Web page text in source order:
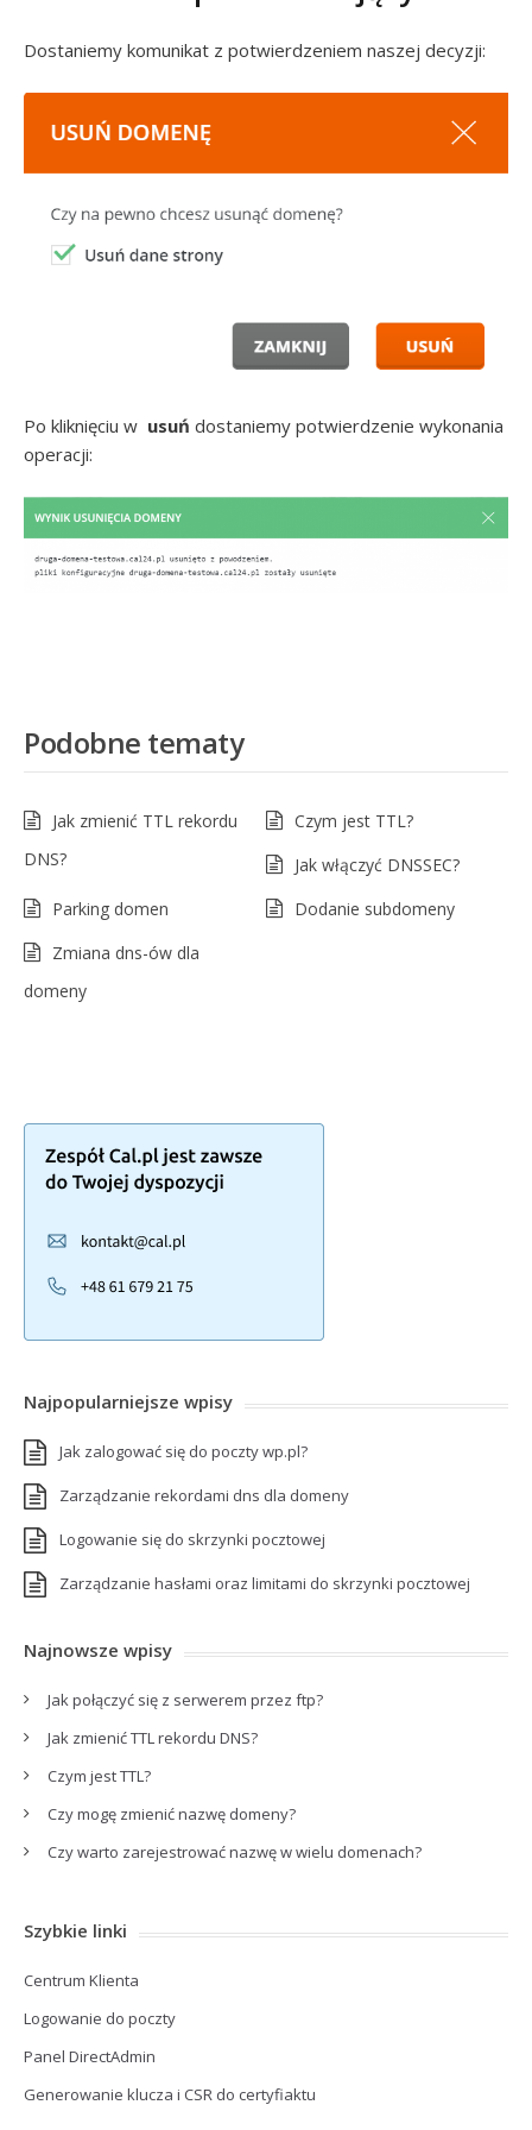
Dostaniemy komunikat z potwierdzeniem naszej decyzji:
Po kliknięciu w usuń dostaniemy potwierdzenie wykonania
operacji:
Podobne tematy
Jak zmienić TTL rekordu
DNS?
Czym jest TTL?
Jak włączyć DNSSEC?
Parking domen
Dodanie subdomeny
Zmiana dns-ów dla
domeny
Najpopularniejsze wpisy
Jak zalogować się do poczty wp.pl?
Zarządzanie rekordami dns dla domeny
Logowanie się do skrzynki pocztowej
Zarządzanie hasłami oraz limitami do skrzynki pocztowej
Najnowsze wpisy
Jak połączyć się z serwerem przez ftp?
Jak zmienić TTL rekordu DNS?
Czym jest TTL?
Czy mogę zmienić nazwę domeny?
Czy warto zarejestrować nazwę w wielu domenach?
Szybkie linki
Centrum Klienta
Logowanie do poczty
Panel DirectAdmin
Generowanie klucza i CSR do certyfiaktu